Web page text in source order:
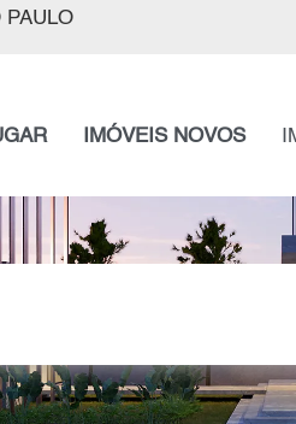
IMÓVEIS NOVOS